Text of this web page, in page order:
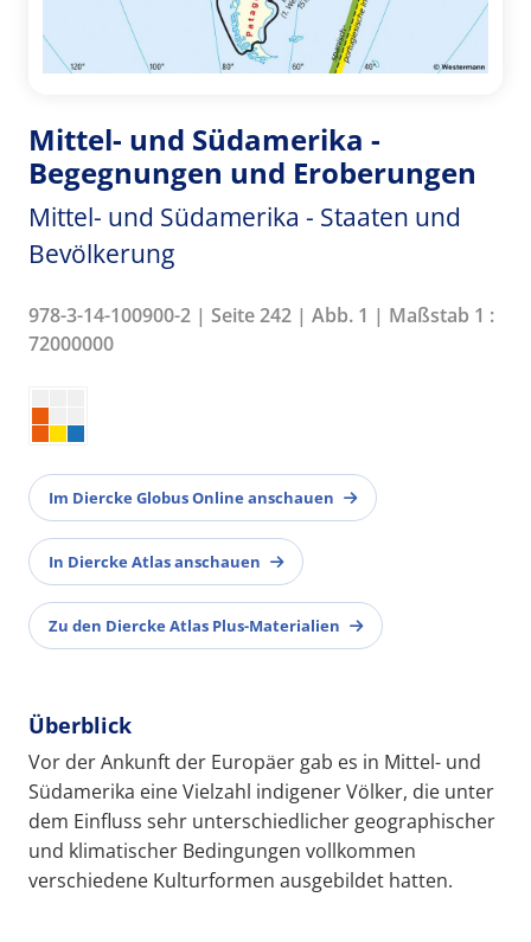
Mittel- und Südamerika -
Begegnungen und Eroberungen
Mittel- und Südamerika - Staaten und
Bevölkerung
978-3-14-100900-2 | Seite 242 | Abb. 1 | Maßstab 1 :
72000000
Im Diercke Globus Online anschauen
In Diercke Atlas anschauen
Zu den Diercke Atlas Plus-Materialien
Überblick
Vor der Ankunft der Europäer gab es in Mittel- und
Südamerika eine Vielzahl indigener Völker, die unter
dem Einfluss sehr unterschiedlicher geographischer
und klimatischer Bedingungen vollkommen
verschiedene Kulturformen ausgebildet hatten.